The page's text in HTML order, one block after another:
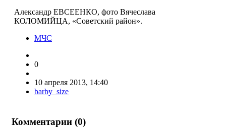
Александр ЕВСЕЕНКО, фото Вячеслава
КОЛОМИЙЦА, «Советский район».
МЧС
0
10 апреля 2013, 14:40
barby_size
Комментарии (0)